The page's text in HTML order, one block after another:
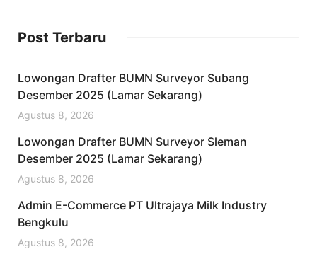
Post Terbaru
Lowongan Drafter BUMN Surveyor Subang
Desember 2025 (Lamar Sekarang)
Agustus 8, 2026
Lowongan Drafter BUMN Surveyor Sleman
Desember 2025 (Lamar Sekarang)
Agustus 8, 2026
Admin E-Commerce PT Ultrajaya Milk Industry
Bengkulu
Agustus 8, 2026